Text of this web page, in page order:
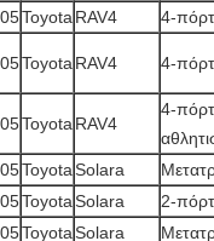
Toyota RAV4 4-
Toyota RAV4 4-
Toyota RAV4
4-
ToyotaSolara
ToyotaSolara 2-
ToyotaSolara